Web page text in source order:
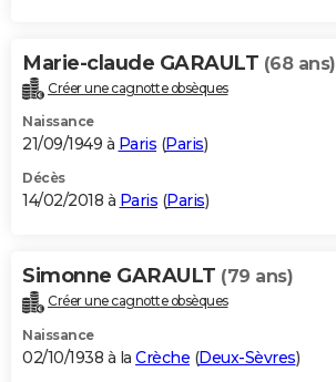
Marie-claude GARAULT (68 ans)
Créer une cagnotte obsèques
Naissance
21/09/1949 à Paris (Paris)
Décès
14/02/2018 à Paris (Paris)
Simonne GARAULT (79 ans)
Créer une cagnotte obsèques
Naissance
02/10/1938 à la Crèche (Deux-Sèvres)